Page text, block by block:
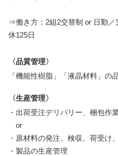
⇒働き方：2組2交替制 or 日勤
休125日
〈品質管理〉
「機能性樹脂」「液晶材料」の
〈生産管理〉
・出荷受注デリバリー、梱包作
or
・原材料の発注、検収、荷受け
・製品の生産管理